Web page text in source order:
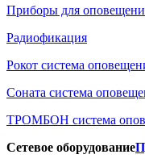
Приборы для
Радиофикация
Рокот система
Соната система
ТРОМБОН система
Сетевое оборудование